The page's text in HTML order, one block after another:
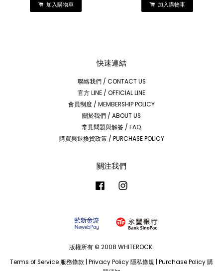
加入購物車 加入購物車
快速連結
聯絡我們 / CONTACT US
官方 LINE / OFFICIAL LINE
會員制度 / MEMBERSHIP POLICY
關於我們 / ABOUT US
常見問題與解答 / FAQ
購買與退換貨政策 / PURCHASE POLICY
關注我們
Facebook
版權所有 © 2008 WHITEROCK.
Terms of Service 服務條款 Privacy Policy 隱私條規 Purchase Policy 購